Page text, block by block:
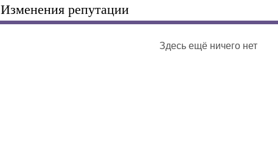
Изменения репутации
Здесь ещё ничего нет